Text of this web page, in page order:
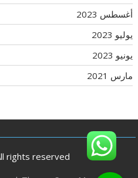
أغسطس 2023
يوليو 2023
يونيو 2023
مارس 2021
rights reserved